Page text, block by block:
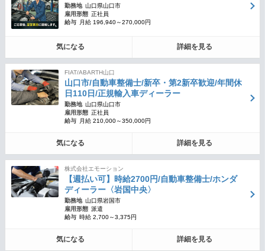
勤務地 山口県山口市
雇用形態 正社員
給与
月給 196,940～270,000円
気になる 詳細を見る
FIAT/ABARTH山口
山口市/自動車整備士/新卒・第2新卒歓迎/年間休
日110日/正規輸入車ディーラー
勤務地 山口県山口市
雇用形態 正社員
給与
月給 210,000～350,000円
気になる 詳細を見る
株式会社エモーション
【週払い可】時給2700円/自動車整備士/ホンダ
ディーラー〈岩国中央〉
勤務地 山口県岩国市
雇用形態 派遣
給与 時給 2,700～3,375円
気になる 詳細を見る